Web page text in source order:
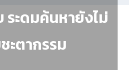
ระดมค้นหายังไม่
ะตากรรม